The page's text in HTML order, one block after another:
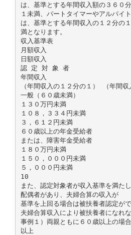
は、基準とする年間収入額の３６０
１未満、パートタイマーやアルバイ
は、基準とする年間収入の１２分の
満となります。
収入基準表
月額収入
日額収入
認 定 対 象 者
年間収入
（年間収入の１２分の１） （年間収
一般（６０歳未満）
１３０万円未満
１０８，３３４円未満
３，６１２円未満
６０歳以上の年金受給者
または、障害年金受給者
１８０万円未満
１５０，０００円未満
５，０００円未満
10
また、認定対象者が収入基準を満た
配偶者があり、夫婦合算の収入が
基準を上回る場合は被扶養者認定がで
夫婦合算収入により被扶養者になれ
事例１）両親ともに６０歳以上の場
以上